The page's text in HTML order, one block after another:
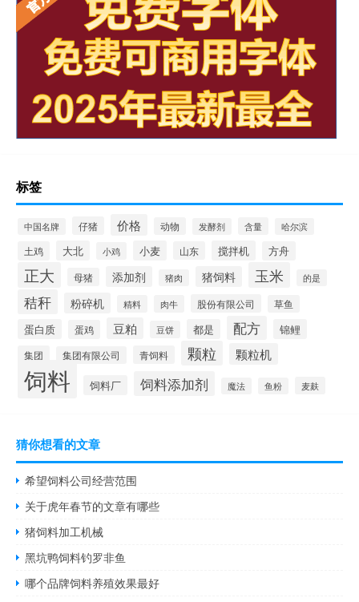
标签
中国名牌 仔猪 价格 动物 发酵剂 含量 哈尔滨
土鸡 大北 小鸡 小麦 山东 搅拌机 方舟
正大 母猪 添加剂 猪肉 猪饲料 玉米 的是
秸秆 粉碎机 精料 肉牛 股份有限公司 草鱼
蛋白质 蛋鸡 豆粕 豆饼 都是 配方 锦鲤
集团 集团有限公司 青饲料 颗粒 颗粒机
饲料 饲料厂 饲料添加剂 魔法 鱼粉 麦麸
猜你想看的文章
希望饲料公司经营范围
关于虎年春节的文章有哪些
猪饲料加工机械
黑坑鸭饲料钓罗非鱼
哪个品牌饲料养殖效果最好